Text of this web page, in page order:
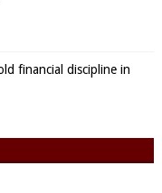
financial discipline in